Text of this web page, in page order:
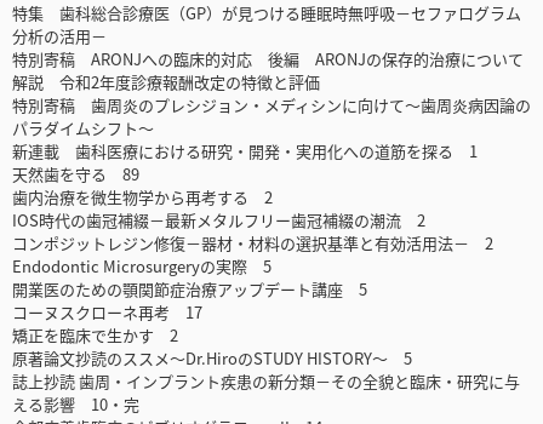
特集 歯科総合診療医（GP）が見つける睡眠時無呼吸－セファログラム
分析の活用－
特別寄稿 ARONJへの臨床的対応 後編 ARONJの保存的治療について
解説 令和2年度診療報酬改定の特徴と評価
特別寄稿 歯周炎のプレシジョン・メディシンに向けて～歯周炎病因論の
パラダイムシフト～
新連載 歯科医療における研究・開発・実用化への道筋を探る 1
天然歯を守る 89
歯内治療を微生物学から再考する 2
IOS時代の歯冠補綴－最新メタルフリー歯冠補綴の潮流 2
コンポジットレジン修復－器材・材料の選択基準と有効活用法－ 2
Endodontic Microsurgeryの実際 5
開業医のための顎関節症治療アップデート講座 5
コーヌスクローネ再考 17
矯正を臨床で生かす 2
原著論文抄読のススメ～Dr.HiroのSTUDY HISTORY～ 5
誌上抄読 歯周・インプラント疾患の新分類－その全貌と臨床・研究に与
える影響 10・完